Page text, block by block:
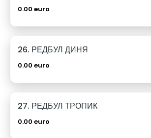
0.00 euro
26. РЕДБУЛ ДИНЯ
0.00 euro
27. РЕДБУЛ ТРОПИК
0.00 euro